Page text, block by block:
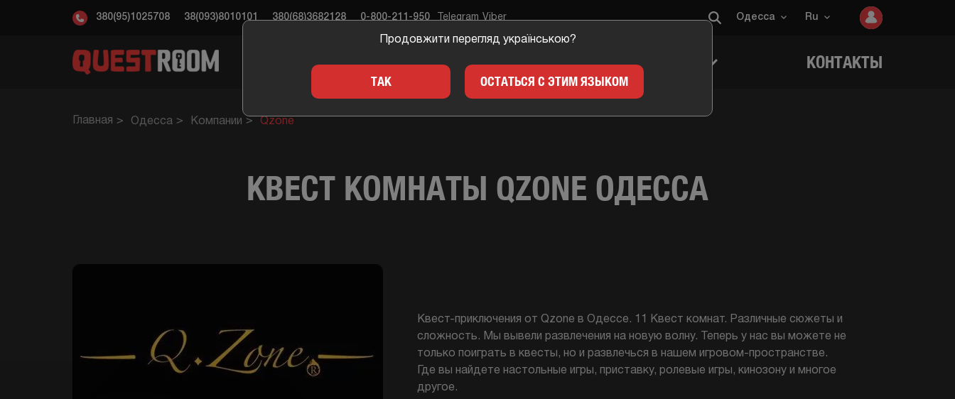
380(95)1025708 38(093)8010101 380(68)3682128 0-800-211-950 Telegram Viber Одесса Ru
КВЕСТЫ ПОДАРКИ ДЛЯ ИГРОКОВ КОНТАКТЫ
Главная Одесса Компании Qzone
КВЕСТ КОМНАТЫ QZONE ОДЕССА
Квест-приключения от Qzone в Одессе. 11 Квест комнат. Различные сюжеты и
сложность. Мы вывели развлечения на новую волну. Теперь у нас вы можете не
только поиграть в квесты, но и развлечься в нашем игровом-пространстве.
Где вы найдете настольные игры, приставку, ролевые игры, кинозону и многое
другое.
Продовжити перегляд українською?
ТАК ОСТАТЬСЯ С ЭТИМ ЯЗЫКОМ